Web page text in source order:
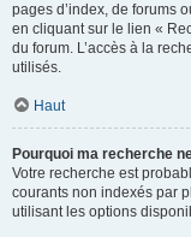
pages d’index, de forums
en cliquant sur le lien «
du forum. L’accès à la
utilisés.
Haut
Pourquoi ma recherche
Votre recherche est
courants non indexés par
utilisant les options